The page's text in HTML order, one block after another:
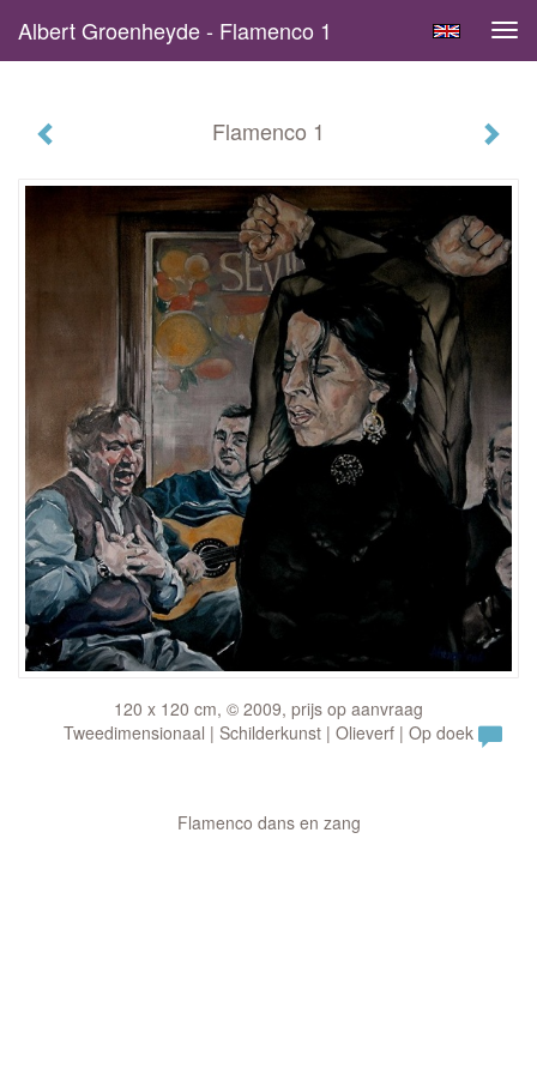
Albert Groenheyde - Flamenco 1
Flamenco 1
120 x 120 cm, © 2009, prijs op aanvraag
Tweedimensionaal | Schilderkunst | Olieverf | Op doek
Flamenco dans en zang